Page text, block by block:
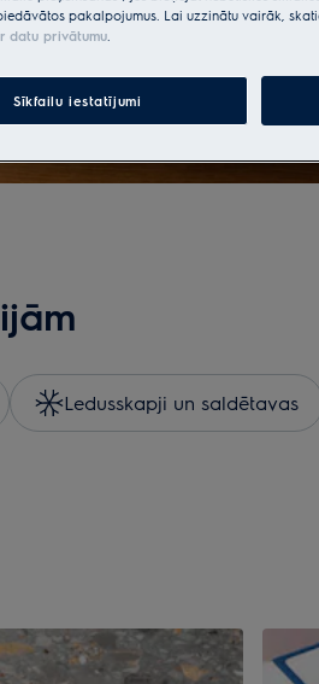
Ledusskapji un saldētavas
pakalpojumus. Lai uzzinātu vairāk,
datu privātumu.
Sīkfailu iestatījumi